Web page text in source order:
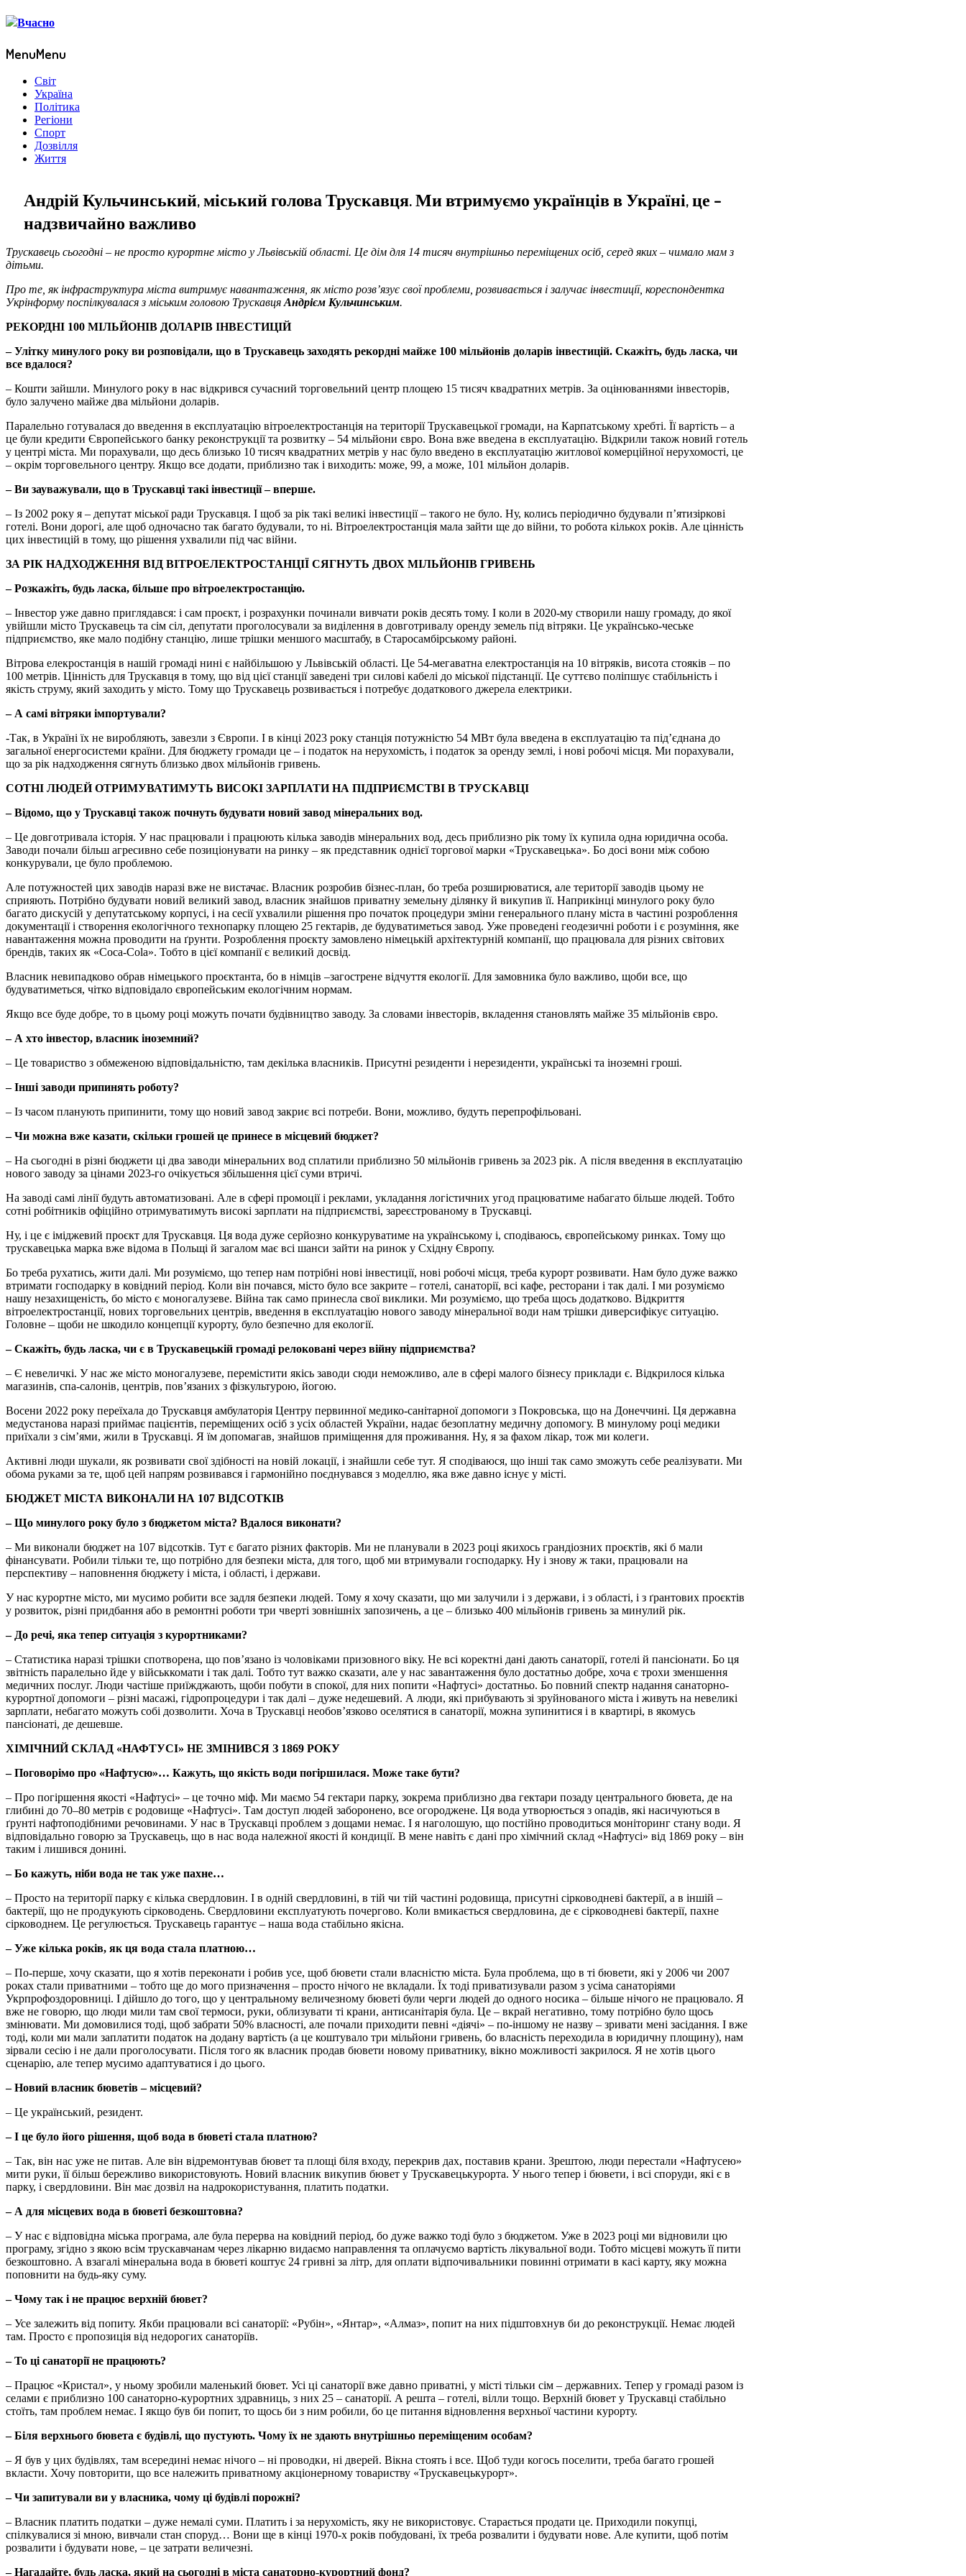
MenuMenu
Світ
Україна
Політика
Регіони
Спорт
Дозвілля
Життя
Андрій Кульчинський, міський голова Трускавця. Ми втримуємо українців в Україні, це –
надзвичайно важливо
Трускавець сьогодні – не просто курортне місто у Львівській області. Це дім для 14 тисяч внутрішньо переміщених осіб, серед яких – чимало мам з
дітьми.
Про те, як інфраструктура міста витримує навантаження, як місто розв’язує свої проблеми, розвивається і залучає інвестиції, кореспондентка
Укрінформу поспілкувалася з міським головою Трускавця Андрієм Кульчинським.
РЕКОРДНІ 100 МІЛЬЙОНІВ ДОЛАРІВ ІНВЕСТИЦІЙ
– Улітку минулого року ви розповідали, що в Трускавець заходять рекордні майже 100 мільйонів доларів інвестицій. Скажіть, будь ласка, чи
все вдалося?
– Кошти зайшли. Минулого року в нас відкрився сучасний торговельний центр площею 15 тисяч квадратних метрів. За оцінюваннями інвесторів,
було залучено майже два мільйони доларів.
Паралельно готувалася до введення в експлуатацію вітроелектростанція на території Трускавецької громади, на Карпатському хребті. Її вартість – а
це були кредити Європейського банку реконструкції та розвитку – 54 мільйони євро. Вона вже введена в експлуатацію. Відкрили також новий готель
у центрі міста. Ми порахували, що десь близько 10 тисяч квадратних метрів у нас було введено в експлуатацію житлової комерційної нерухомості, це
– окрім торговельного центру. Якщо все додати, приблизно так і виходить: може, 99, а може, 101 мільйон доларів.
– Ви зауважували, що в Трускавці такі інвестиції – вперше.
– Із 2002 року я – депутат міської ради Трускавця. І щоб за рік такі великі інвестиції – такого не було. Ну, колись періодично будували п’ятизіркові
готелі. Вони дорогі, але щоб одночасно так багато будували, то ні. Вітроелектростанція мала зайти ще до війни, то робота кількох років. Але цінність
цих інвестицій в тому, що рішення ухвалили під час війни.
ЗА РІК НАДХОДЖЕННЯ ВІД ВІТРОЕЛЕКТРОСТАНЦІЇ СЯГНУТЬ ДВОХ МІЛЬЙОНІВ ГРИВЕНЬ
– Розкажіть, будь ласка, більше про вітроелектростанцію.
– Інвестор уже давно приглядався: і сам проєкт, і розрахунки починали вивчати років десять тому. І коли в 2020-му створили нашу громаду, до якої
увійшли місто Трускавець та сім сіл, депутати проголосували за виділення в довготривалу оренду земель під вітряки. Це українсько-чеське
підприємство, яке мало подібну станцію, лише трішки меншого масштабу, в Старосамбірському районі.
Вітрова елекростанція в нашій громаді нині є найбільшою у Львівській області. Це 54-мегаватна електростанція на 10 вітряків, висота стояків – по
100 метрів. Цінність для Трускавця в тому, що від цієї станції заведені три силові кабелі до міської підстанції. Це суттєво поліпшує стабільність і
якість струму, який заходить у місто. Тому що Трускавець розвивається і потребує додаткового джерела електрики.
– А самі вітряки імпортували?
-Так, в Україні їх не виробляють, завезли з Європи. І в кінці 2023 року станція потужністю 54 МВт була введена в експлуатацію та під’єднана до
загальної енергосистеми країни. Для бюджету громади це – і податок на нерухомість, і податок за оренду землі, і нові робочі місця. Ми порахували,
що за рік надходження сягнуть близько двох мільйонів гривень.
СОТНІ ЛЮДЕЙ ОТРИМУВАТИМУТЬ ВИСОКІ ЗАРПЛАТИ НА ПІДПРИЄМСТВІ В ТРУСКАВЦІ
– Відомо, що у Трускавці також почнуть будувати новий завод мінеральних вод.
– Це довготривала історія. У нас працювали і працюють кілька заводів мінеральних вод, десь приблизно рік тому їх купила одна юридична особа.
Заводи почали більш агресивно себе позиціонувати на ринку – як представник однієї торгової марки «Трускавецька». Бо досі вони між собою
конкурували, це було проблемою.
Але потужностей цих заводів наразі вже не вистачає. Власник розробив бізнес-план, бо треба розширюватися, але території заводів цьому не
сприяють. Потрібно будувати новий великий завод, власник знайшов приватну земельну ділянку й викупив її. Наприкінці минулого року було
багато дискусій у депутатському корпусі, і на сесії ухвалили рішення про початок процедури зміни генерального плану міста в частині розроблення
документації і створення екологічного технопарку площею 25 гектарів, де будуватиметься завод. Уже проведені геодезичні роботи і є розуміння, яке
навантаження можна проводити на ґрунти. Розроблення проєкту замовлено німецькій архітектурній компанії, що працювала для різних світових
брендів, таких як «Coca-Cola». Тобто в цієї компанії є великий досвід.
Власник невипадково обрав німецького проєктанта, бо в німців –загострене відчуття екології. Для замовника було важливо, щоби все, що
будуватиметься, чітко відповідало європейським екологічним нормам.
Якщо все буде добре, то в цьому році можуть почати будівництво заводу. За словами інвесторів, вкладення становлять майже 35 мільйонів євро.
– А хто інвестор, власник іноземний?
– Це товариство з обмеженою відповідальністю, там декілька власників. Присутні резиденти і нерезиденти, українські та іноземні гроші.
– Інші заводи припинять роботу?
– Із часом планують припинити, тому що новий завод закриє всі потреби. Вони, можливо, будуть перепрофільовані.
– Чи можна вже казати, скільки грошей це принесе в місцевий бюджет?
– На сьогодні в різні бюджети ці два заводи мінеральних вод сплатили приблизно 50 мільйонів гривень за 2023 рік. А після введення в експлуатацію
нового заводу за цінами 2023-го очікується збільшення цієї суми втричі.
На заводі самі лінії будуть автоматизовані. Але в сфері промоції і реклами, укладання логістичних угод працюватиме набагато більше людей. Тобто
сотні робітників офіційно отримуватимуть високі зарплати на підприємстві, зареєстрованому в Трускавці.
Ну, і це є іміджевий проєкт для Трускавця. Ця вода дуже серйозно конкуруватиме на українському і, сподіваюсь, європейському ринках. Тому що
трускавецька марка вже відома в Польщі й загалом має всі шанси зайти на ринок у Східну Європу.
Бо треба рухатись, жити далі. Ми розуміємо, що тепер нам потрібні нові інвестиції, нові робочі місця, треба курорт розвивати. Нам було дуже важко
втримати господарку в ковідний період. Коли він почався, місто було все закрите – готелі, санаторії, всі кафе, ресторани і так далі. І ми розуміємо
нашу незахищеність, бо місто є моногалузеве. Війна так само принесла свої виклики. Ми розуміємо, що треба щось додатково. Відкриття
вітроелектростанції, нових торговельних центрів, введення в експлуатацію нового заводу мінеральної води нам трішки диверсифікує ситуацію.
Головне – щоби не шкодило концепції курорту, було безпечно для екології.
– Скажіть, будь ласка, чи є в Трускавецькій громаді релоковані через війну підприємства?
– Є невеличкі. У нас же місто моногалузеве, перемістити якісь заводи сюди неможливо, але в сфері малого бізнесу приклади є. Відкрилося кілька
магазинів, спа-салонів, центрів, пов’язаних з фізкультурою, йогою.
Восени 2022 року переїхала до Трускавця амбулаторія Центру первинної медико-санітарної допомоги з Покровська, що на Донеччині. Ця державна
медустанова наразі приймає пацієнтів, переміщених осіб з усіх областей України, надає безоплатну медичну допомогу. В минулому році медики
приїхали з сім’ями, жили в Трускавці. Я їм допомагав, знайшов приміщення для проживання. Ну, я за фахом лікар, тож ми колеги.
Активні люди шукали, як розвивати свої здібності на новій локації, і знайшли себе тут. Я сподіваюся, що інші так само зможуть себе реалізувати. Ми
обома руками за те, щоб цей напрям розвивався і гармонійно поєднувався з моделлю, яка вже давно існує у місті.
БЮДЖЕТ МІСТА ВИКОНАЛИ НА 107 ВІДСОТКІВ
– Що минулого року було з бюджетом міста? Вдалося виконати?
– Ми виконали бюджет на 107 відсотків. Тут є багато різних факторів. Ми не планували в 2023 році якихось грандіозних проєктів, які б мали
фінансувати. Робили тільки те, що потрібно для безпеки міста, для того, щоб ми втримували господарку. Ну і знову ж таки, працювали на
перспективу – наповнення бюджету і міста, і області, і держави.
У нас курортне місто, ми мусимо робити все задля безпеки людей. Тому я хочу сказати, що ми залучили і з держави, і з області, і з ґрантових проєктів
у розвиток, різні придбання або в ремонтні роботи три чверті зовнішніх запозичень, а це – близько 400 мільйонів гривень за минулий рік.
– До речі, яка тепер ситуація з курортниками?
– Статистика наразі трішки спотворена, що пов’язано із чоловіками призовного віку. Не всі коректні дані дають санаторії, готелі й пансіонати. Бо ця
звітність паралельно йде у військкомати і так далі. Тобто тут важко сказати, але у нас завантаження було достатньо добре, хоча є трохи зменшення
медичних послуг. Люди частіше приїжджають, щоби побути в спокої, для них попити «Нафтусі» достатньо. Бо повний спектр надання санаторно-
курортної допомоги – різні масажі, гідропроцедури і так далі – дуже недешевий. А люди, які прибувають зі зруйнованого міста і живуть на невеликі
зарплати, небагато можуть собі дозволити. Хоча в Трускавці необов’язково оселятися в санаторії, можна зупинитися і в квартирі, в якомусь
пансіонаті, де дешевше.
ХІМІЧНИЙ СКЛАД «НАФТУСІ» НЕ ЗМІНИВСЯ З 1869 РОКУ
– Поговорімо про «Нафтусю»… Кажуть, що якість води погіршилася. Може таке бути?
– Про погіршення якості «Нафтусі» – це точно міф. Ми маємо 54 гектари парку, зокрема приблизно два гектари позаду центрального бювета, де на
глибині до 70–80 метрів є родовище «Нафтусі». Там доступ людей заборонено, все огороджене. Ця вода утворюється з опадів, які насичуються в
ґрунті нафтоподібними речовинами. У нас в Трускавці проблем з дощами немає. І я наголошую, що постійно проводиться моніторинг стану води. Я
відповідально говорю за Трускавець, що в нас вода належної якості й кондиції. В мене навіть є дані про хімічний склад «Нафтусі» від 1869 року – він
таким і лишився донині.
– Бо кажуть, ніби вода не так уже пахне…
– Просто на території парку є кілька свердловин. І в одній свердловині, в тій чи тій частині родовища, присутні сірководневі бактерії, а в іншій –
бактерії, що не продукують сірководень. Свердловини експлуатують почергово. Коли вмикається свердловина, де є сірководневі бактерії, пахне
сірководнем. Це регулюється. Трускавець гарантує – наша вода стабільно якісна.
– Уже кілька років, як ця вода стала платною…
– По-перше, хочу сказати, що я хотів переконати і робив усе, щоб бювети стали власністю міста. Була проблема, що в ті бювети, які у 2006 чи 2007
роках стали приватними – тобто ще до мого призначення – просто нічого не вкладали. Їх тоді приватизували разом з усіма санаторіями
Укрпрофоздоровниці. І дійшло до того, що у центральному величезному бюветі були черги людей до одного носика – більше нічого не працювало. Я
вже не говорю, що люди мили там свої термоси, руки, облизувати ті крани, антисанітарія була. Це – вкрай негативно, тому потрібно було щось
змінювати. Ми домовилися тоді, щоб забрати 50% власності, але почали приходити певні «діячі» – по-іншому не назву – зривати мені засідання. І вже
тоді, коли ми мали заплатити податок на додану вартість (а це коштувало три мільйони гривень, бо власність переходила в юридичну площину), нам
зірвали сесію і не дали проголосувати. Після того як власник продав бювети новому приватнику, вікно можливості закрилося. Я не хотів цього
сценарію, але тепер мусимо адаптуватися і до цього.
– Новий власник бюветів – місцевий?
– Це український, резидент.
– І це було його рішення, щоб вода в бюветі стала платною?
– Так, він нас уже не питав. Але він відремонтував бювет та площі біля входу, перекрив дах, поставив крани. Зрештою, люди перестали «Нафтусею»
мити руки, її більш бережливо використовують. Новий власник викупив бювет у Трускавецькурорта. У нього тепер і бювети, і всі споруди, які є в
парку, і свердловини. Він має дозвіл на надрокористування, платить податки.
– А для місцевих вода в бюветі безкоштовна?
– У нас є відповідна міська програма, але була перерва на ковідний період, бо дуже важко тоді було з бюджетом. Уже в 2023 році ми відновили цю
програму, згідно з якою всім трускавчанам через лікарню видаємо направлення та оплачуємо вартість лікувальної води. Тобто місцеві можуть її пити
безкоштовно. А взагалі мінеральна вода в бюветі коштує 24 гривні за літр, для оплати відпочивальники повинні отримати в касі карту, яку можна
поповнити на будь-яку суму.
– Чому так і не працює верхній бювет?
– Усе залежить від попиту. Якби працювали всі санаторії: «Рубін», «Янтар», «Алмаз», попит на них підштовхнув би до реконструкції. Немає людей
там. Просто є пропозиція від недорогих санаторіїв.
– То ці санаторії не працюють?
– Працює «Кристал», у ньому зробили маленький бювет. Усі ці санаторії вже давно приватні, у місті тільки сім – державних. Тепер у громаді разом із
селами є приблизно 100 санаторно-курортних здравниць, з них 25 – санаторії. А решта – готелі, вілли тощо. Верхній бювет у Трускавці стабільно
стоїть, там проблем немає. І якщо був би попит, то щось би з ним робили, бо це питання відновлення верхньої частини курорту.
– Біля верхнього бювета є будівлі, що пустують. Чому їх не здають внутрішньо переміщеним особам?
– Я був у цих будівлях, там всередині немає нічого – ні проводки, ні дверей. Вікна стоять і все. Щоб туди когось поселити, треба багато грошей
вкласти. Хочу повторити, що все належить приватному акціонерному товариству «Трускавецькурорт».
– Чи запитували ви у власника, чому ці будівлі порожні?
– Власник платить податки – дуже немалі суми. Платить і за нерухомість, яку не використовує. Старається продати це. Приходили покупці,
спілкувалися зі мною, вивчали стан споруд… Вони ще в кінці 1970-х років побудовані, їх треба розвалити і будувати нове. Але купити, щоб потім
розвалити і будувати нове, – це затрати величезні.
– Нагадайте, будь ласка, який на сьогодні в міста санаторно-курортний фонд?